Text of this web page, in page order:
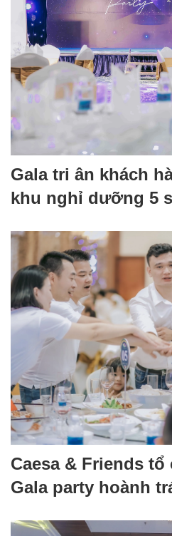
Gala tri ân khách
khu nghỉ dưỡng 5
Caesa & Friends
Gala party hoành